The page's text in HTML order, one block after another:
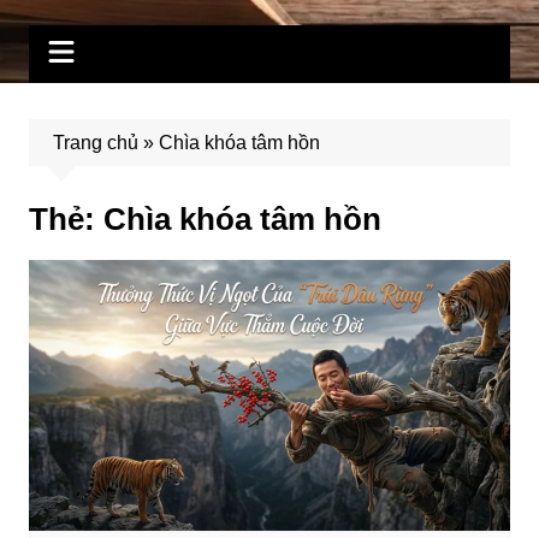
Trang chủ » Chìa khóa tâm hồn
Thẻ: Chìa khóa tâm hồn